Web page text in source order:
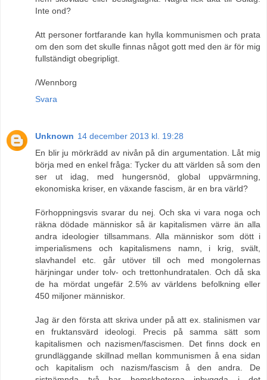
Inte ond?
Att personer fortfarande kan hylla kommunismen och prata
om den som det skulle finnas något gott med den är för mig
fullständigt obegripligt.
/Wennborg
Svara
Unknown 14 december 2013 kl. 19:28
En blir ju mörkrädd av nivån på din argumentation. Låt mig
börja med en enkel fråga: Tycker du att världen så som den
ser ut idag, med hungersnöd, global uppvärmning,
ekonomiska kriser, en växande fascism, är en bra värld?
Förhoppningsvis svarar du nej. Och ska vi vara noga och
räkna dödade människor så är kapitalismen värre än alla
andra ideologier tillsammans. Alla människor som dött i
imperialismens och kapitalismens namn, i krig, svält,
slavhandel etc. går utöver till och med mongolernas
härjningar under tolv- och trettonhundratalen. Och då ska
de ha mördat ungefär 2.5% av världens befolkning eller
450 miljoner människor.
Jag är den första att skriva under på att ex. stalinismen var
en fruktansvärd ideologi. Precis på samma sätt som
kapitalismen och nazismen/fascismen. Det finns dock en
grundläggande skillnad mellan kommunismen å ena sidan
och kapitalism och nazism/fascism å den andra. De